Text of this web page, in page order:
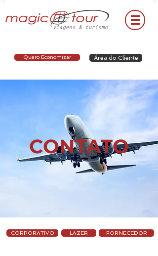
Quero Economizar Área do Cliente
CONTATO
CORPORATIVO LAZER FORNECEDOR